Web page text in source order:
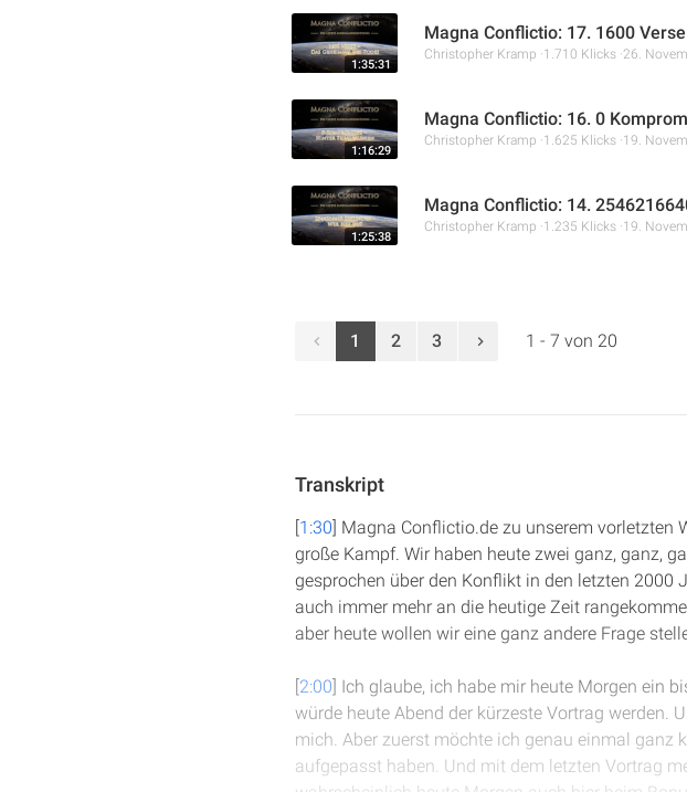
1:35:31
Magna Conflictio: 17. 1600
Christopher Kramp 1.710 Klicks 26.
1:16:29
Magna Conflictio: 16. 0
Christopher Kramp 1.625 Klicks 19.
1:25:38
Magna Conflictio: 14.
Christopher Kramp 1.235 Klicks 19.
1 2 3 1 - 7 von 20
Transkript
[1:30] Magna Conflictio.de zu unserem vorletzten
große Kampf. Wir haben heute zwei ganz, ganz,
gesprochen über den Konflikt in den letzten 2000
auch immer mehr an die heutige Zeit
aber heute wollen wir eine ganz andere Frage
[2:00] Ich glaube, ich habe mir heute Morgen ein
würde heute Abend der kürzeste Vortrag werden.
mich. Aber zuerst möchte ich genau einmal ganz
aufgepasst haben. Und mit dem letzten Vortrag